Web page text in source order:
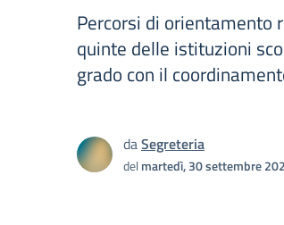
Percorsi di orientamento
quinte delle istituzioni
grado con il
daSegreteria
delmartedì, 30 settembre